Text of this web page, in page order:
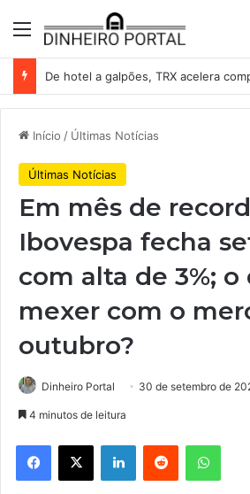
Menu
Início / Últimas Notícias
Últimas Notícias
Em mês de
Ibovespa fecha
com alta de 3%; o
mexer com o
outubro?
Dinheiro Portal 30 de setembro de
4 minutos de leitura
Facebook
X LinkedinReddit